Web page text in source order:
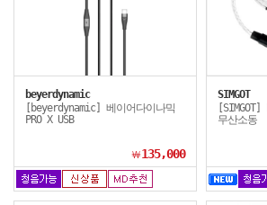
beyerdynamic
[beyerdynamic] 베이어다이나믹
PRO X USB
￦135,000
SIMGOT
무산소동